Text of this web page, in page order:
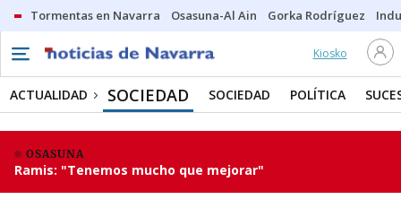
Tormentas en Navarra Osasuna-Al Ain Gorka Rodríguez
Kiosko
ACTUALIDAD SOCIEDAD SOCIEDAD POLÍTICA
OSASUNA
Ramis: "Tenemos mucho que mejorar"